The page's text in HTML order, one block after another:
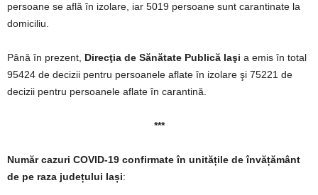
persoane se află în izolare, iar 5019 persoane sunt carantinate la
domiciliu.
Până în prezent, Direcţia de Sănătate Publică Iaşi a emis în total
95424 de decizii pentru persoanele aflate în izolare şi 75221 de
decizii pentru persoanele aflate în carantină.
***
Număr cazuri COVID-19 confirmate în unitățile de învățământ
de pe raza județului Iași: